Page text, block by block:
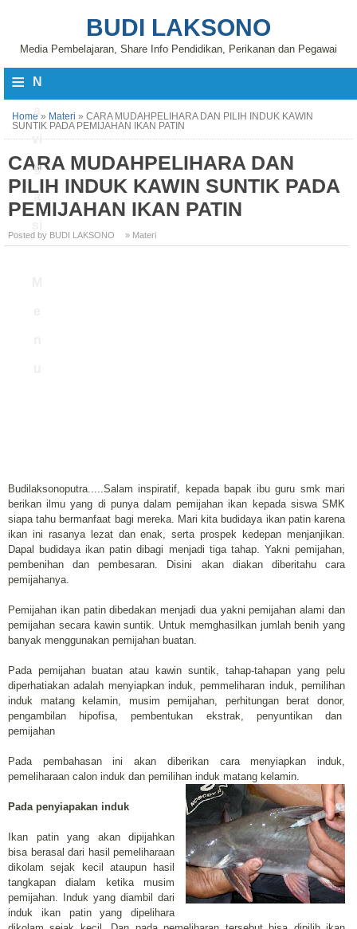
BUDI LAKSONO
Media Pembelajaran, Share Info Pendidikan, Perikanan dan Pegawai
≡ N
vi
g
a
Home » Materi » CARA MUDAHPELIHARA DAN PILIH INDUK KAWIN
SUNTIK PADA PEMIJAHAN IKAN PATIN
CARA MUDAHPELIHARA DAN
PILIH INDUK KAWIN SUNTIK PADA
PEMIJAHAN IKAN PATIN
Posted by BUDI LAKSONO » Materi
Budilaksonoputra.....Salam inspiratif, kepada bapak ibu guru smk mari
berikan ilmu yang di punya dalam pemijahan ikan kepada siswa SMK
siapa tahu bermanfaat bagi mereka. Mari kita budidaya ikan patin karena
ikan ini rasanya lezat dan enak, serta prospek kedepan menjanjikan.
Dapal budidaya ikan patin dibagi menjadi tiga tahap. Yakni pemijahan,
pembenihan dan pembesaran. Disini akan diakan diberitahu cara
pemijahanya.
Pemijahan ikan patin dibedakan menjadi dua yakni pemijahan alami dan
pemijahan secara kawin suntik. Untuk memghasilkan jumlah benih yang
banyak menggunakan pemijahan buatan.
Pada pemijahan buatan atau kawin suntik, tahap-tahapan yang pelu
diperhatiakan adalah menyiapkan induk, pemmeliharan induk, pemilihan
induk matang kelamin, musim pemijahan, perhitungan berat donor,
pengambilan hipofisa, pembentukan ekstrak, penyuntikan dan
pemijahan
Pada pembahasan ini akan diberikan cara menyiapkan induk,
pemeliharaan calon induk dan pemilihan induk matang kelamin.
Pada penyiapakan induk
Ikan patin yang akan dipijahkan
bisa berasal dari hasil pemeliharaan
dikolam sejak kecil ataupun hasil
tangkapan dialam ketika musim
pemijahan. Induk yang diambil dari
induk ikan patin yang dipelihara